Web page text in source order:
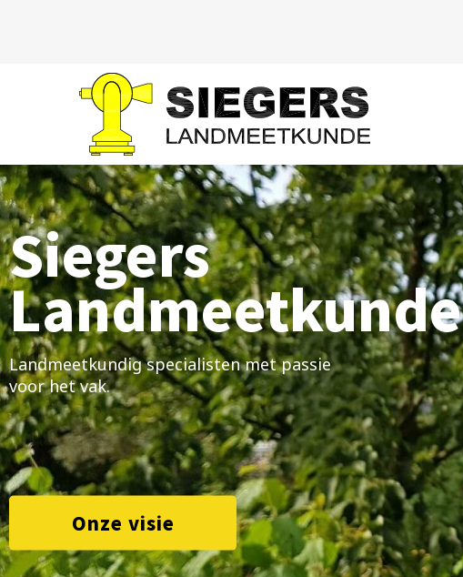
Siegers
Landmeetkunde
Landmeetkundig specialisten met passie
voor het vak.
Onze visie